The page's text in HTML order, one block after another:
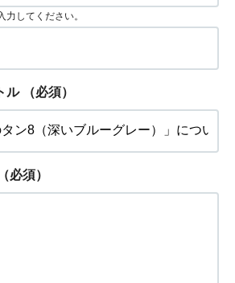
してください。
ル （必須）
（必須）